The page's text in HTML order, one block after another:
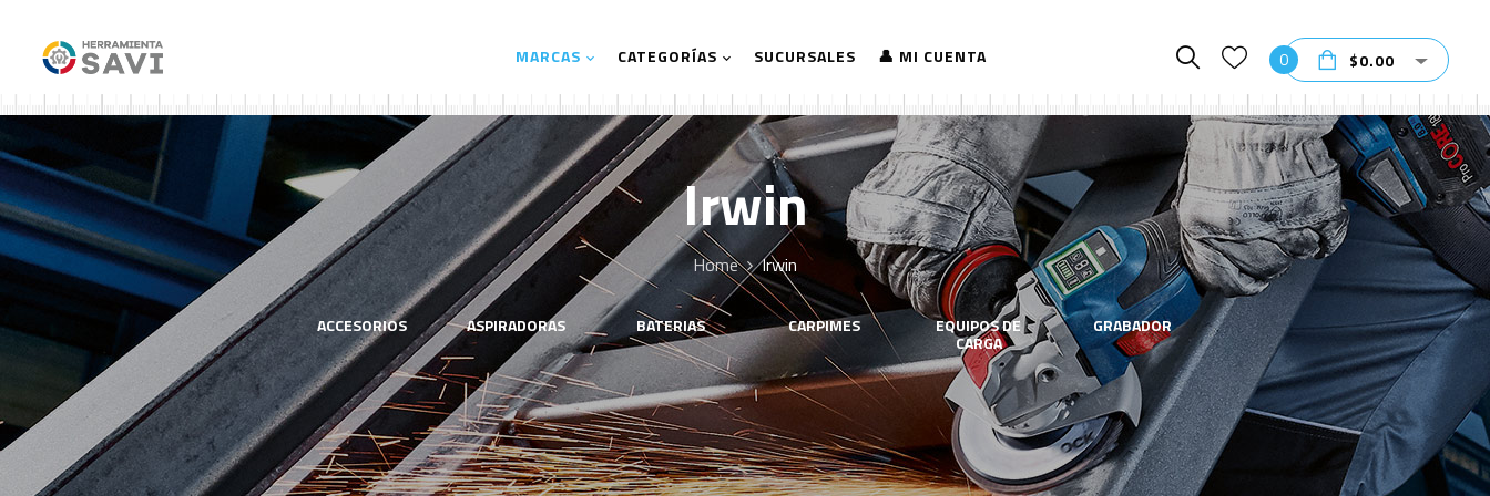
MARCAS CATEGORÍAS SUCURSALES 👤 MI CUENTA 0 $0.00
Irwin
Home Irwin
SOLDADORES SEGURIDAD
ACCESORIOS ASPIRADORAS BATERIAS CARPIMES EQUIPOS DE
CARGA
GRABADOR
ELECTRICAS